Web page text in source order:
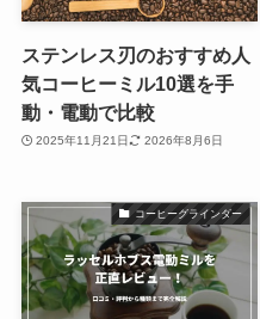
ステンレス刃のおすすめ人
気コーヒーミル10選を手
動・電動で比較
2025年11月21日 2026年8月6日
コーヒーグラインダー